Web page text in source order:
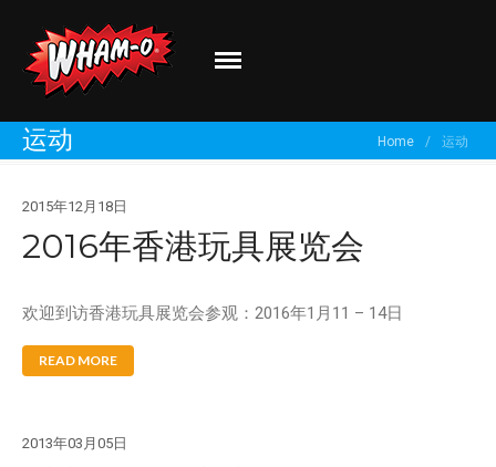
最新资讯
分享你的体验！
Wham-O
Go out and play!
Home / 运动
运动
2015年12月18日
2016年香港玩具展览会
欢迎到访香港玩具展览会参观：2016年1月11 – 14日
READ MORE
2013年03月05日